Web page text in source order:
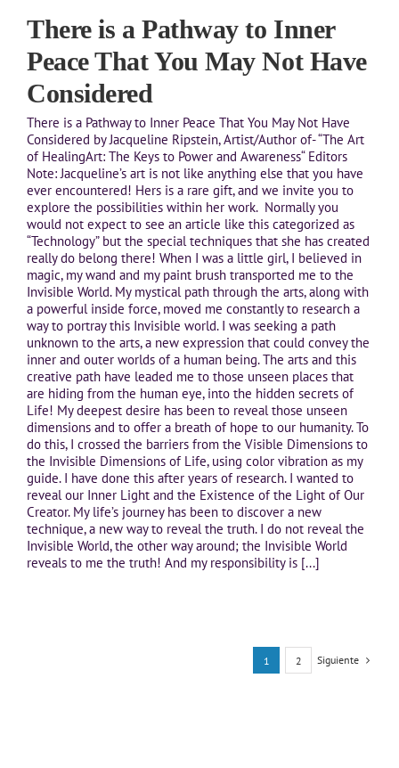
There is a Pathway to Inner
Peace That You May Not Have
Considered
There is a Pathway to Inner Peace That You May Not Have
Considered by Jacqueline Ripstein, Artist/Author of- “The Art
of HealingArt: The Keys to Power and Awareness“ Editors
Note: Jacqueline’s art is not like anything else that you have
ever encountered! Hers is a rare gift, and we invite you to
explore the possibilities within her work. Normally you
would not expect to see an article like this categorized as
“Technology” but the special techniques that she has created
really do belong there! When I was a little girl, I believed in
magic, my wand and my paint brush transported me to the
Invisible World. My mystical path through the arts, along with
a powerful inside force, moved me constantly to research a
way to portray this Invisible world. I was seeking a path
unknown to the arts, a new expression that could convey the
inner and outer worlds of a human being. The arts and this
creative path have leaded me to those unseen places that
are hiding from the human eye, into the hidden secrets of
Life! My deepest desire has been to reveal those unseen
dimensions and to offer a breath of hope to our humanity. To
do this, I crossed the barriers from the Visible Dimensions to
the Invisible Dimensions of Life, using color vibration as my
guide. I have done this after years of research. I wanted to
reveal our Inner Light and the Existence of the Light of Our
Creator. My life’s journey has been to discover a new
technique, a new way to reveal the truth. I do not reveal the
Invisible World, the other way around; the Invisible World
reveals to me the truth! And my responsibility is [...]
1 2 Siguiente